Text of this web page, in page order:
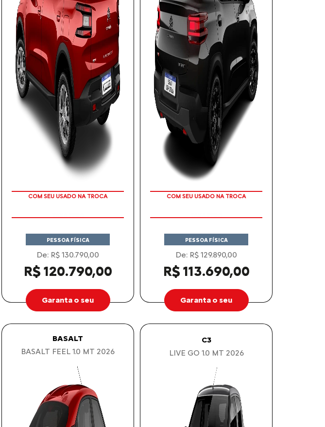
PESSOA FÍSICA
De: R$ 130.790,00
R$ 120.790,00
Garanta o seu
PESSOA FÍSICA
De: R$ 129.890,00
R$ 113.690,00
Garanta o seu
BASALT
BASALT FEEL 1.0 MT 2026
C3
LIVE GO 1.0 MT 2026